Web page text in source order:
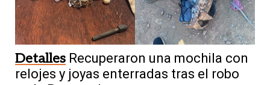
Detalles Recuperaron una mochila con
relojes y joyas enterradas tras el robo